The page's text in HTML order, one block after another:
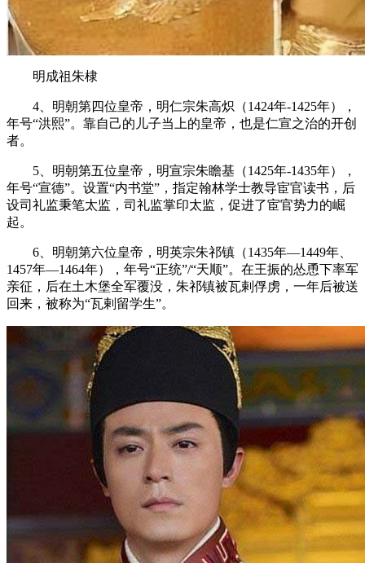
明成祖朱棣
4、明朝第四位皇帝，明仁宗朱高炽（1424年-1425年），
年号“洪熙”。靠自己的儿子当上的皇帝，也是仁宣之治的开创
者。
5、明朝第五位皇帝，明宣宗朱瞻基（1425年-1435年），
年号“宣德”。设置“内书堂”，指定翰林学士教导宦官读书，后
设司礼监秉笔太监，司礼监掌印太监，促进了宦官势力的崛
起。
6、明朝第六位皇帝，明英宗朱祁镇（1435年—1449年、
1457年—1464年），年号“正统”/“天顺”。在王振的怂恿下率军
亲征，后在土木堡全军覆没，朱祁镇被瓦剌俘虏，一年后被送
回来，被称为“瓦剌留学生”。